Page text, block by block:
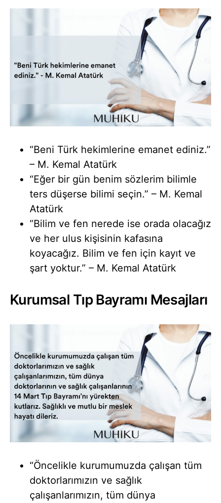
“Beni Türk hekimlerine emanet ediniz.”
– M. Kemal Atatürk
“Eğer bir gün benim sözlerim bilimle
ters düşerse bilimi seçin.” – M. Kemal
Atatürk
“Bilim ve fen nerede ise orada olacağız
ve her ulus kişisinin kafasına
koyacağız. Bilim ve fen için kayıt ve
şart yoktur.” – M. Kemal Atatürk
Kurumsal Tıp Bayramı Mesajları
“Öncelikle kurumumuzda çalışan tüm
doktorlarımızın ve sağlık
çalışanlarımızın, tüm dünya